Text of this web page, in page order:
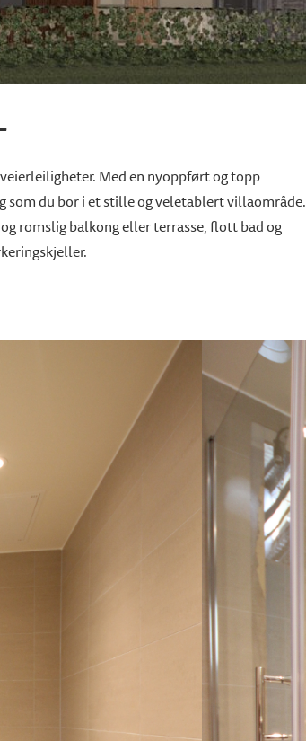
Med en nyoppført og topp
du bor i et stille og veletablert villaområde.
romslig balkong eller terrasse, flott bad og